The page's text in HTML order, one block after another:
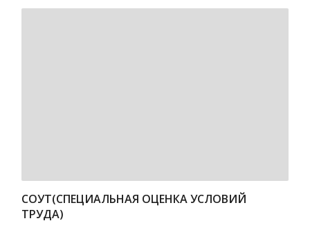
СОУТ(СПЕЦИАЛЬНАЯ ОЦЕНКА УСЛОВИЙ
ТРУДА)